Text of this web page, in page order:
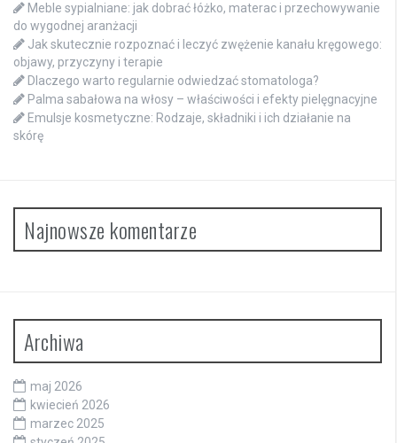
Meble sypialniane: jak dobrać łóżko, materac i przechowywanie
do wygodnej aranżacji
Jak skutecznie rozpoznać i leczyć zwężenie kanału kręgowego:
objawy, przyczyny i terapie
Dlaczego warto regularnie odwiedzać stomatologa?
Palma sabałowa na włosy – właściwości i efekty pielęgnacyjne
Emulsje kosmetyczne: Rodzaje, składniki i ich działanie na
skórę
Najnowsze komentarze
Archiwa
maj 2026
kwiecień 2026
marzec 2025